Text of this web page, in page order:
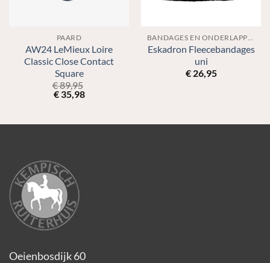
PAARD
AW24 LeMieux Loire
Classic Close Contact
Square
€89,95
€35,98
Eskadron Fleecebandages
uni
€26,95
Oeienbosdijk 60